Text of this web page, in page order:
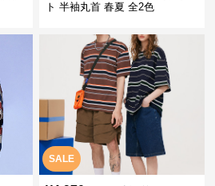
ト 半袖丸首 春夏 全2色
SALE